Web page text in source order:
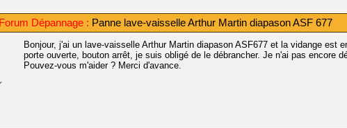
Dépannage : Panne lave-vaisselle Arthur Martin diapason ASF 677
Bonjour, j'ai un lave-vaisselle Arthur Martin diapason ASF677 et la vidange est
porte ouverte, bouton arrêt, je suis obligé de le débrancher. Je n'ai pas encore
Pouvez-vous m'aider ? Merci d'avance.